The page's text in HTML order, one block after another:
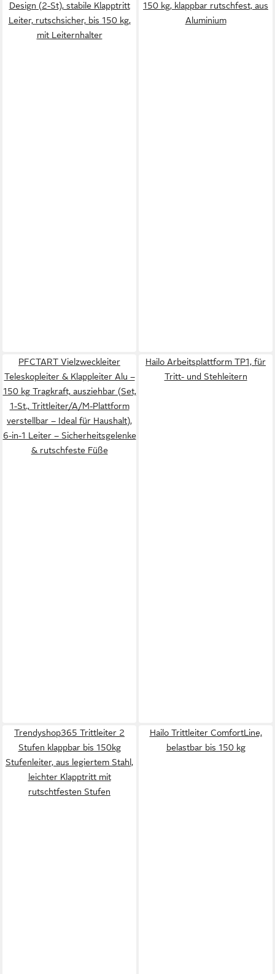
Design (2-St), stabile Klapptritt
Leiter, rutschsicher, bis 150 kg,
mit Leiternhalter
150 kg, klappbar rutschfest, aus
Aluminium
PFCTART Vielzweckleiter
Teleskopleiter & Klappleiter Alu –
150 kg Tragkraft, ausziehbar (Set,
1-St., Trittleiter/A/M-Plattform
verstellbar – Ideal für Haushalt),
6-in-1 Leiter – Sicherheitsgelenke
& rutschfeste Füße
Hailo Arbeitsplattform TP1, für
Tritt- und Stehleitern
Trendyshop365 Trittleiter 2
Stufen klappbar bis 150kg
Stufenleiter, aus legiertem Stahl,
leichter Klapptritt mit
rutschtfesten Stufen
Hailo Trittleiter ComfortLine,
belastbar bis 150 kg